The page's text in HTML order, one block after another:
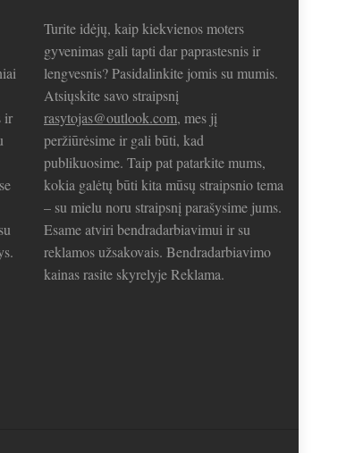
ir
Turite idėjų, kaip kiekvienos moters
gyvenimas gali tapti dar paprastesnis ir
lengvesnis? Pasidalinkite jomis su mumis.
Atsiųskite savo straipsnį
rasytojas@outlook.com, mes jį
peržiūrėsime ir gali būti, kad
publikuosime. Taip pat patarkite mums,
kokia galėtų būti kita mūsų straipsnio tema
– su mielu noru straipsnį parašysime jums.
Esame atviri bendradarbiavimui ir su
reklamos užsakovais. Bendradarbiavimo
kainas rasite skyrelyje Reklama.